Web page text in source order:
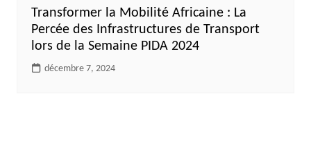
Transformer la Mobilité Africaine : La
Percée des Infrastructures de Transport
lors de la Semaine PIDA 2024
décembre 7, 2024